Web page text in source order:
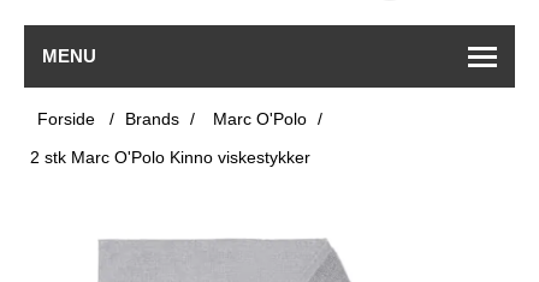
MENU
Forside / Brands / Marc O'Polo /
2 stk Marc O'Polo Kinno viskestykker